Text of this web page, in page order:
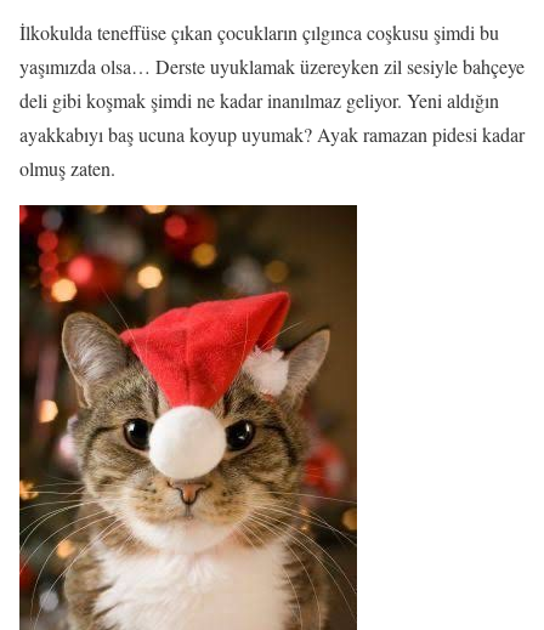
İlkokulda teneffüse çıkan çocukların çılgınca coşkusu şimdi bu
yaşımızda olsa… Derste uyuklamak üzereyken zil sesiyle bahçeye
deli gibi koşmak şimdi ne kadar inanılmaz geliyor. Yeni aldığın
ayakkabıyı baş ucuna koyup uyumak? Ayak ramazan pidesi kadar
olmuş zaten.